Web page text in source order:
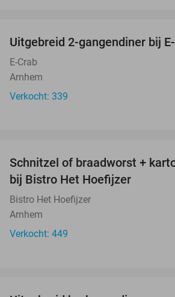
Uitgebreid 2-gangendiner bij
E-Crab
Arnhem
Verkocht: 339
Schnitzel of braadworst +
bij Bistro Het Hoefijzer
Bistro Het Hoefijzer
Arnhem
Verkocht: 449